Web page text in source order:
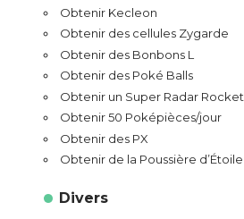
Obtenir Kecleon
Obtenir des cellules Zygarde
Obtenir des Bonbons L
Obtenir des Poké Balls
Obtenir un Super Radar Rocket
Obtenir 50 Poképièces/jour
Obtenir des PX
Obtenir de la Poussière d’Étoile
Divers